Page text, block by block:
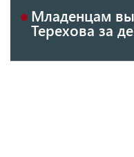
Младенцам
Терехова за